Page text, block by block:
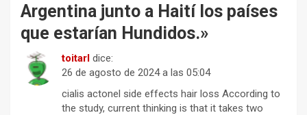
Argentina junto a Haití los países
que estarían Hundidos.»
toitarl dice:
26 de agosto de 2024 a las 05:04
cialis actonel side effects hair loss According to
the study, current thinking is that it takes two